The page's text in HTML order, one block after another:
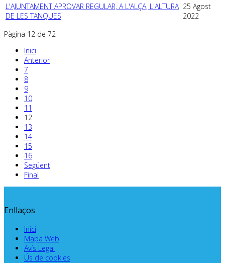
L'AJUNTAMENT APROVAR REGULAR, A L'ALÇA, L'ALTURA
DE LES TANQUES
25 Agost
2022
Pàgina 12 de 72
Inici
Anterior
7
8
9
10
11
12
13
14
15
16
Següent
Final
Enllaços
Inici
Mapa Web
Avís Legal
Ús de cookies